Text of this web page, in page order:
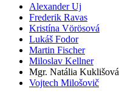
Alexander Uj
Frederik Ravas
Kristína Vörösová
Lukáš Fodor
Martin Fischer
Miloslav Kellner
Mgr. Natália Kuklišová
Vojtech Milošovič